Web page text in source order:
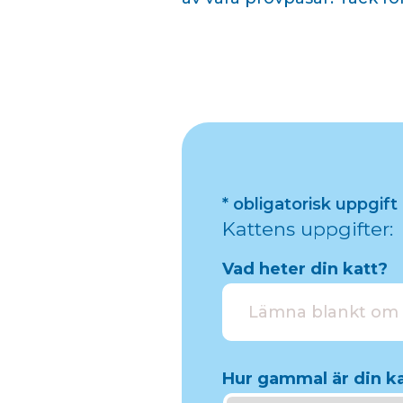
* obligatorisk uppgift
Kattens uppgifter:
Vad heter din katt?
Hur gammal är din